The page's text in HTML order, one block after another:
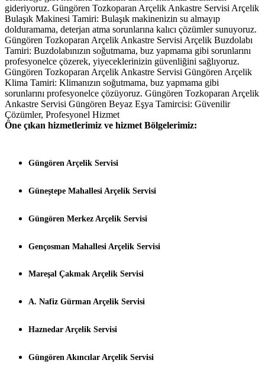
gideriyoruz. Güngören Tozkoparan Arçelik Ankastre Servisi Arçelik
Bulaşık Makinesi Tamiri: Bulaşık makinenizin su almayıp
dolduramama, deterjan atma sorunlarına kalıcı çözümler sunuyoruz.
Güngören Tozkoparan Arçelik Ankastre Servisi Arçelik Buzdolabı
Tamiri: Buzdolabınızın soğutmama, buz yapmama gibi sorunlarını
profesyonelce çözerek, yiyeceklerinizin güvenliğini sağlıyoruz.
Güngören Tozkoparan Arçelik Ankastre Servisi Güngören Arçelik
Klima Tamiri: Klimanızın soğutmama, buz yapmama gibi
sorunlarını profesyonelce çözüyoruz. Güngören Tozkoparan Arçelik
Ankastre Servisi Güngören Beyaz Eşya Tamircisi: Güvenilir
Çözümler, Profesyonel Hizmet
Öne çıkan hizmetlerimiz ve hizmet Bölgelerimiz:
Güngören Arçelik Servisi
Güneştepe Mahallesi Arçelik Servisi
Güngören Merkez Arçelik Servisi
Gençosman Mahallesi Arçelik Servisi
Mareşal Çakmak Arçelik Servisi
A. Nafiz Gürman Arçelik Servisi
Haznedar Arçelik Servisi
Güngören Akıncılar Arçelik Servisi